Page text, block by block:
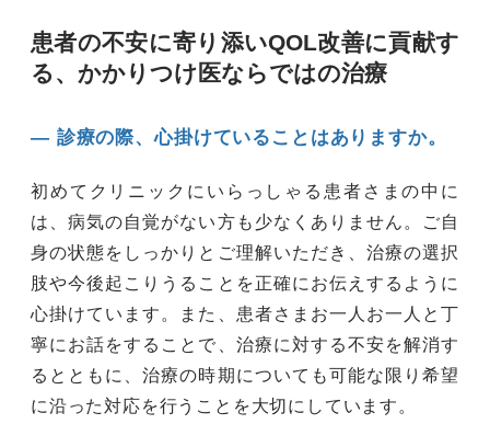
患者の不安に寄り添いQOL改善に貢献す
る、かかりつけ医ならではの治療
― 診療の際、心掛けていることはありますか。
初めてクリニックにいらっしゃる患者さまの中に
は、病気の自覚がない方も少なくありません。ご自
身の状態をしっかりとご理解いただき、治療の選択
肢や今後起こりうることを正確にお伝えするように
心掛けています。また、患者さまお一人お一人と丁
寧にお話をすることで、治療に対する不安を解消す
るとともに、治療の時期についても可能な限り希望
に沿った対応を行うことを大切にしています。